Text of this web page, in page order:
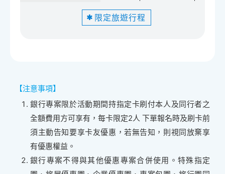
限定旅遊行程
【注意事項】
銀行專案限於活動期間持指定卡刷付本人及同行者之
全額費用方可享有，每卡限定2人 下單報名時及刷卡前
須主動告知要享卡友優惠，若無告知，則視同放棄享
有優惠權益。
銀行專案不得與其他優惠專案合併使用。特殊指定